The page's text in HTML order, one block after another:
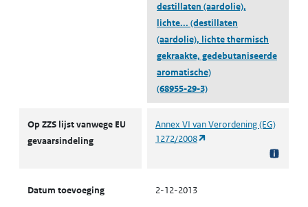
destillaten (aardolie),
lichte... (destillaten
(aardolie), lichte thermisch
gekraakte, gedebutaniseerde
aromatische)
(68955-29-3)
Op ZZS lijst vanwege EU
gevaarsindeling
Annex VI van Verordening (EG)
1272/2008
Datum toevoeging 2-12-2013